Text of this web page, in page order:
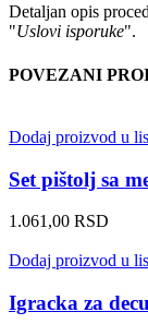
Detaljan opis
"Uslovi isporuke".
POVEZANI
Dodaj proizvod u
Set pištolj sa
1.061,00 RSD
Dodaj proizvod u
Igracka za